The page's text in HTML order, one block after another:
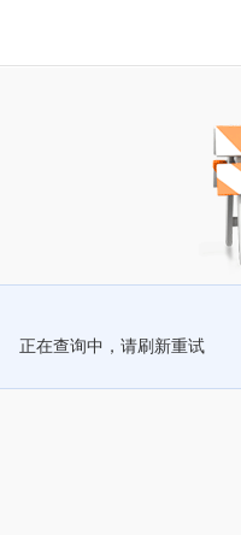
正在查询中，请刷新重试